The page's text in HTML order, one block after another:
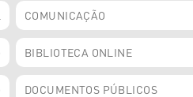
COMUNICAÇÃO
BIBLIOTECA ONLINE
DOCUMENTOS PÚBLICOS